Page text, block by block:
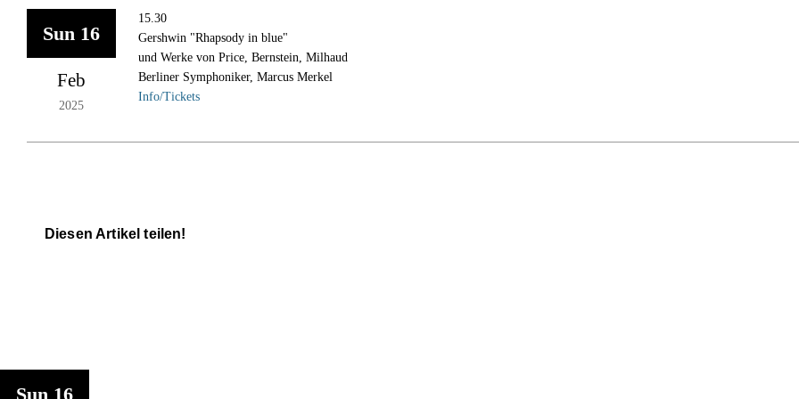
Sun 16
Feb
2025
15.30
Gershwin "Rhapsody in blue"
und Werke von Price, Bernstein, Milhaud
Berliner Symphoniker, Marcus Merkel
Info/Tickets
Diesen Artikel teilen!
Sun 16